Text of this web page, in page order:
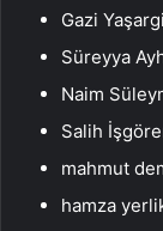
Gazi
Süreyya
Naim
Salih
mahmut
hamza